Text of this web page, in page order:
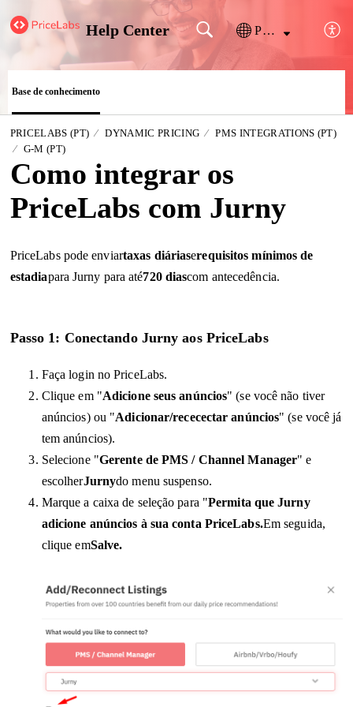
Help Center Português
Base de conhecimento
PRICELABS (PT) DYNAMIC PRICING
PMS INTEGRATIONS (PT)
G-M (PT)
Como integrar os
PriceLabs com Jurny
PriceLabs pode enviartaxas diáriaserequisitos mínimos de
estadiapara Jurny para até720 diascom antecedência.
Passo 1: Conectando Jurny aos PriceLabs
Faça login no PriceLabs.
Clique em "Adicione seus anúncios" (se você não tiver
anúncios) ou "Adicionar/rececectar anúncios" (se você já
tem anúncios).
Selecione "Gerente de PMS / Channel Manager" e
escolherJurnydo menu suspenso.
Marque a caixa de seleção para "Permita que Jurny
adicione anúncios à sua conta PriceLabs.Em seguida,
clique emSalve.